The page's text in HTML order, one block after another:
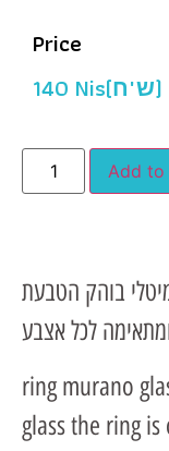
Price
140
Nis(ש"ח)
Add to
בוהק הטבעת
לכל אצבע
ring murano
glass the ring